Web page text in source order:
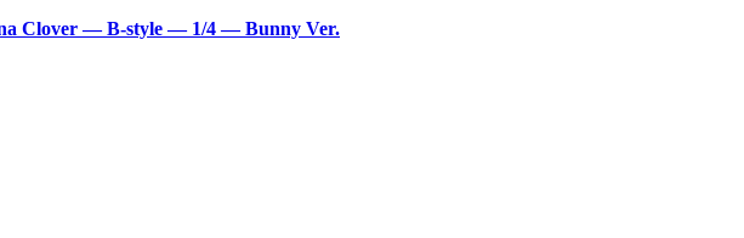
Clover — B-style — 1/4 — Bunny Ver.